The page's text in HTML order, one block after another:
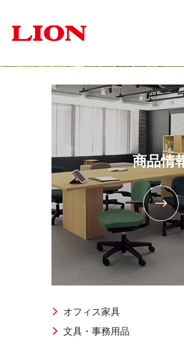
商品情
オフィス家具
文具・事務用品
商品情報
オフィス家具
オープンコミュニケーション
ソリューション
福祉・医
サステナビリ
トップメッセージ
企業情報
トップメッセージ
採用情報
投資家の皆さま
個人投資
IRに関するよくあるご質問